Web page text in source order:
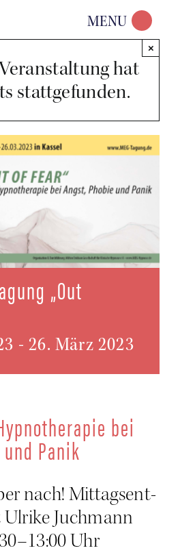
MENU
hat
stattgefunden.
×
„Out
-26. März 2023
bei
Panik
nach! Mit­tags­ent­
Juchmann
Uhr